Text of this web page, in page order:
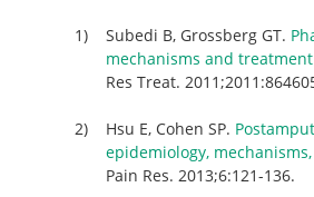
Subedi B, Grossberg GT.
mechanisms and
Res Treat.
Hsu E, Cohen SP.
epidemiology,
Pain Res. 2013;6:121-136.